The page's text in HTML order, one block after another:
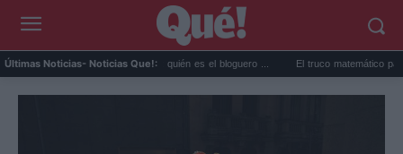
Últimas Noticias- Noticias Que!:
Perez Hilton directo TikTok: quién es el bloguero ... El truco matemático para